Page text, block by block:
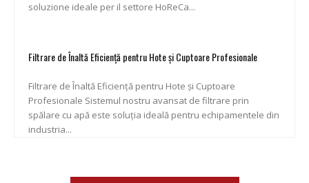
soluzione ideale per il settore HoReCa...
Filtrare de Înaltă Eficiență pentru Hote și Cuptoare Profesionale
Filtrare de Înaltă Eficiență pentru Hote și Cuptoare
Profesionale Sistemul nostru avansat de filtrare prin
spălare cu apă este soluția ideală pentru echipamentele din
industria...